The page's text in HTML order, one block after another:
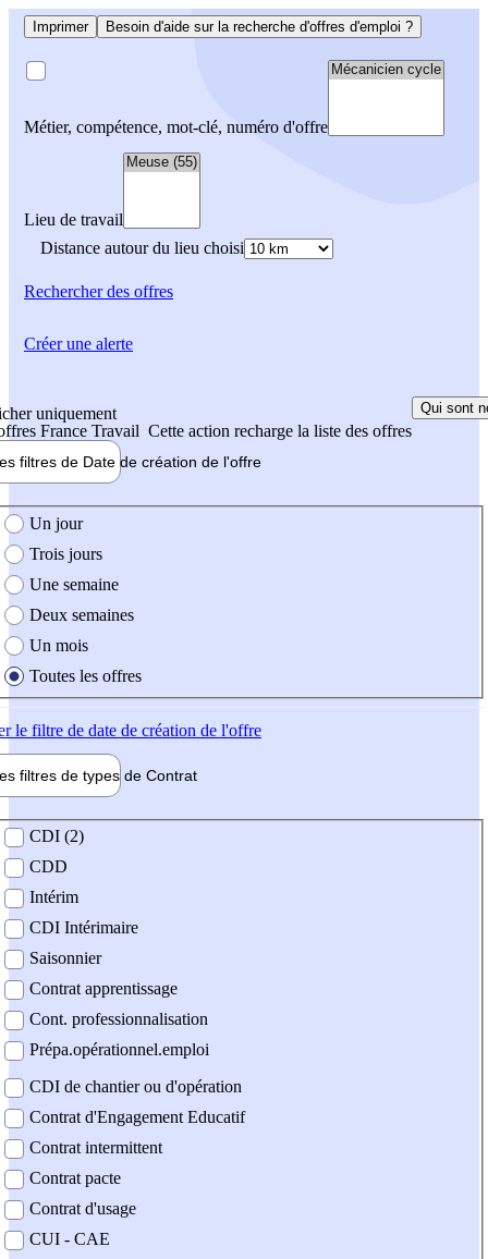
Imprimer Besoin d'aide sur la recherche d'offres d'emploi ?
Métier, compétence, mot-clé, numéro d'offre
Lieu de travail
Distance autour du lieu choisi
Rechercherdes offres
uniquement
France Travail Cette action recharge la liste des offres
Qui sont
filtres de Date de création de l'offre
création de l'offre
Un jour
Trois jours
Une semaine
Deux semaines
Un mois
Toutes les offres
le filtre de date de création de l'offre
filtres de types de Contrat
contrat
CDI (2)
CDD
Intérim
CDI Intérimaire
Saisonnier
Contrat apprentissage
Cont. professionnalisation
Prépa.opérationnel.emploi
CDI de chantier ou d'opération
Contrat d'Engagement Educatif
Contrat intermittent
Contrat pacte
Contrat d'usage
CUI - CAE
Créer une alerte